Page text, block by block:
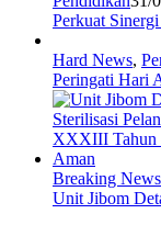
Perkuat
Hard News,
Peringati Hari
Breaking News
Unit Jibom